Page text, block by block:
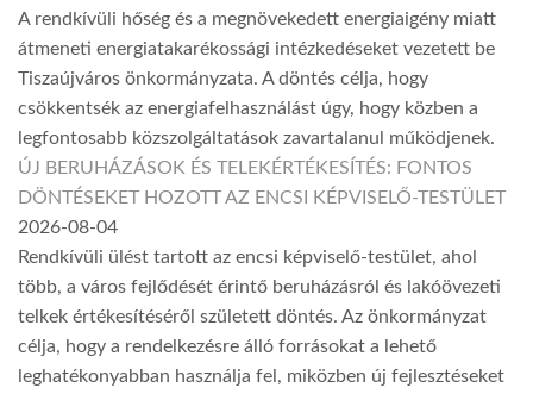
A rendkívüli hőség és a megnövekedett energiaigény miatt
átmeneti energiatakarékossági intézkedéseket vezetett be
Tiszaújváros önkormányzata. A döntés célja, hogy
csökkentsék az energiafelhasználást úgy, hogy közben a
legfontosabb közszolgáltatások zavartalanul működjenek.
ÚJ BERUHÁZÁSOK ÉS TELEKÉRTÉKESÍTÉS: FONTOS
DÖNTÉSEKET HOZOTT AZ ENCSI KÉPVISELŐ-TESTÜLET
2026-08-04
Rendkívüli ülést tartott az encsi képviselő-testület, ahol
több, a város fejlődését érintő beruházásról és lakóövezeti
telkek értékesítéséről született döntés. Az önkormányzat
célja, hogy a rendelkezésre álló forrásokat a lehető
leghatékonyabban használja fel, miközben új fejlesztéseket